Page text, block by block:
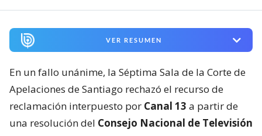
VER RESUMEN
En un fallo unánime, la Séptima Sala de la Corte de
Apelaciones de Santiago rechazó el recurso de
reclamación interpuesto por Canal 13 a partir de
una resolución del Consejo Nacional de Televisión